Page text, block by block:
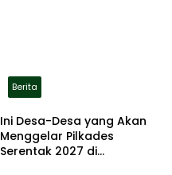
Berita
Ini Desa-Desa yang Akan
Menggelar Pilkades
Serentak 2027 di